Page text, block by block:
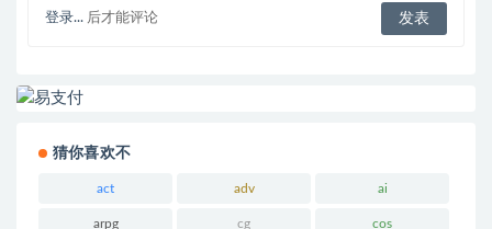
登录... 后才能评论
猜你喜欢不
act adv ai
arpg cg cos